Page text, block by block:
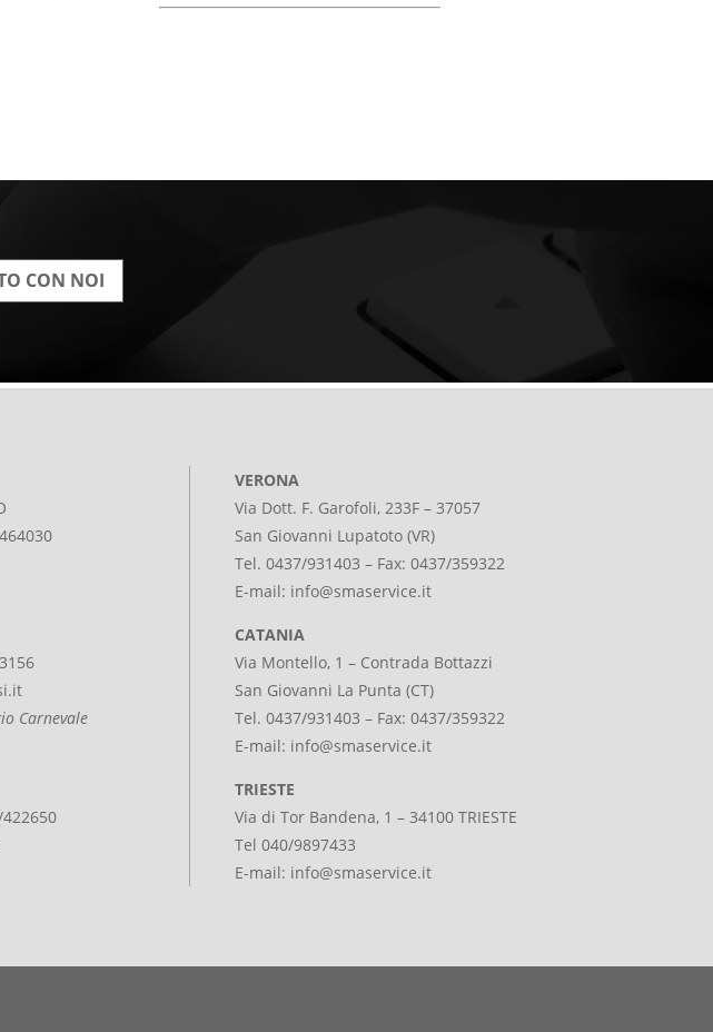
CON NOI
Carnevale
VERONA
Via Dott. F. Garofoli, 233F – 37057
San Giovanni Lupatoto (VR)
Tel. 0437/931403 – Fax: 0437/359322
E-mail: info@smaservice.it
CATANIA
Via Montello, 1 – Contrada Bottazzi
San Giovanni La Punta (CT)
Tel. 0437/931403 – Fax: 0437/359322
E-mail: info@smaservice.it
TRIESTE
Via di Tor Bandena, 1 – 34100 TRIESTE
Tel 040/9897433
E-mail: info@smaservice.it